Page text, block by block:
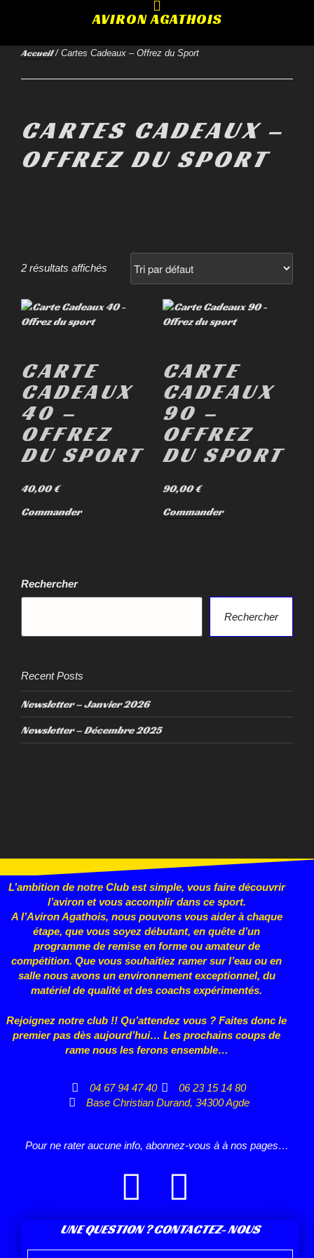
AVIRON AGATHOIS
Accueil/ Cartes Cadeaux – Offrez du Sport
CARTES CADEAUX –
OFFREZ DU SPORT
2 résultats affichés
CARTE
CADEAUX
40 –
OFFREZ
DU SPORT
40,00€
Commander
CARTE
CADEAUX
90 –
OFFREZ
DU SPORT
90,00€
Commander
Rechercher
Rechercher
Recent Posts
Newsletter – Janvier 2026
Newsletter – Décembre 2025
L’ambition de notre Club est simple, vous faire découvrir
l’aviron et vous accomplir dans ce sport.
A l’Aviron Agathois, nous pouvons vous aider à chaque
étape, que vous soyez débutant, en quête d’un
programme de remise en forme ou amateur de
compétition. Que vous souhaitiez ramer sur l’eau ou en
salle nous avons un environnement exceptionnel, du
matériel de qualité et des coachs expérimentés.
Rejoignez notre club !! Qu’attendez vous ? Faites donc le
premier pas dès aujourd’hui… Les prochains coups de
rame nous les ferons ensemble…
04 67 94 47 40
06 23 15 14 80
Base Christian Durand, 34300 Agde
Pour ne rater aucune info, abonnez-vous à à nos pages…
UNE QUESTION ? CONTACTEZ- NOUS